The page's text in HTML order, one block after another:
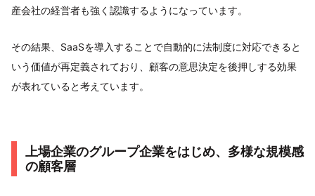
産会社の経営者も強く認識するようになっています。
その結果、SaaSを導入することで自動的に法制度に対応できると
いう価値が再定義されており、顧客の意思決定を後押しする効果
が表れていると考えています。
上場企業のグループ企業をはじめ、多様な規模感
の顧客層